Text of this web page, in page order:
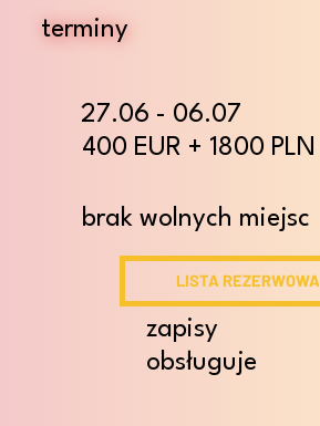
terminy
27.06 - 06.07
400 EUR + 1800 PLN
brak wolnych miejsc
LISTA REZERWOWA
zapisy
obsługuje